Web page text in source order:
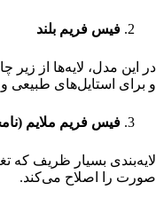
فیس فریم بلند
در این مدل، لایه‌ها از زیر
و برای استایل‌های طبیعی
فیس فریم ملایم
لایه‌بندی بسیار ظریف که
صورت را اصلاح می‌کند.